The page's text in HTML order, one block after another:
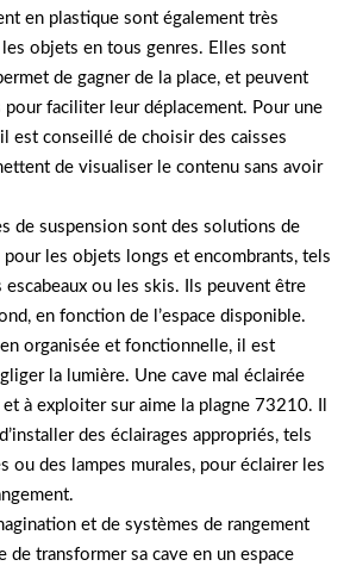
en plastique sont également très
objets en tous genres. Elles sont
de gagner de la place, et peuvent
faciliter leur déplacement. Pour une
est conseillé de choisir des caisses
de visualiser le contenu sans avoir
de suspension sont des solutions de
pour les objets longs et encombrants, tels
escabeaux ou les skis. Ils peuvent être
en fonction de l’espace disponible.
organisée et fonctionnelle, il est
la lumière. Une cave mal éclairée
à exploiter sur aime la plagne 73210. Il
des éclairages appropriés, tels
ou des lampes murales, pour éclairer les
et de systèmes de rangement
de transformer sa cave en un espace